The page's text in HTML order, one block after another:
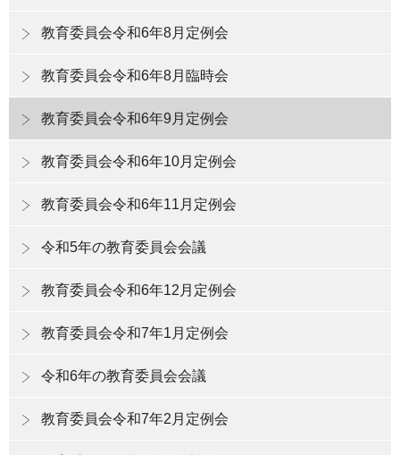
教育委員会令和6年8月定例会
教育委員会令和6年8月臨時会
教育委員会令和6年9月定例会
教育委員会令和6年10月定例会
教育委員会令和6年11月定例会
令和5年の教育委員会会議
教育委員会令和6年12月定例会
教育委員会令和7年1月定例会
令和6年の教育委員会会議
教育委員会令和7年2月定例会